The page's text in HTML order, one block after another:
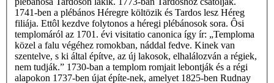
1741-ben a plébános Héregre költözik és Tardos lesz Héreg
filiája. Ettôl kezdve folytonos a héregi plébánosok sora. Ôsi
templomáról az 1701. évi visitatio canonica így ír: „Temploma
közel a falu végéhez romokban, náddal fedve. Kinek van
szentelve, s ki által építve, az új lakosok, elhalálozván a régiek,
nem tudják.” 1730-ban a templom romjait lebontják és a régi
alapokon 1737-ben újat építe-nek, amelyet 1825-ben Rudnay